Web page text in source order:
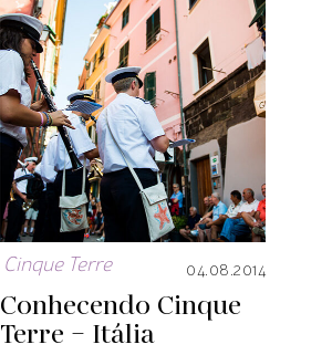
Cinque Terre 04.08.2014
Conhecendo Cinque
Terre – Itália